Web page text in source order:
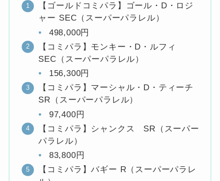
【ゴールドコミパラ】ゴール・D・ロジ
ャー SEC（スーパーパラレル）
498,000円
【コミパラ】モンキー・D・ルフィ
SEC（スーパーパラレル）
156,300円
【コミパラ】マーシャル・D・ティーチ
SR（スーパーパラレル）
97,400円
【コミパラ】シャンクス SR（スーパー
パラレル）
83,800円
【コミパラ】バギー R（スーパーパラレ